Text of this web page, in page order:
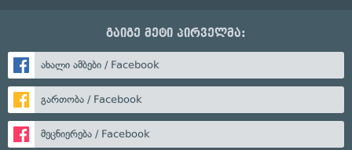
გაიგე მეტი პირველმა:
ახალი ამბები / Facebook
გართობა / Facebook
მეცნიერება / Facebook